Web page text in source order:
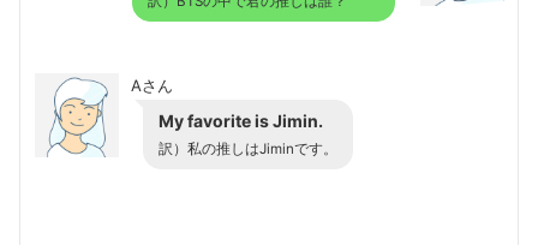
Aさん
My favorite is Jimin.
訳）私の推しはJiminです。